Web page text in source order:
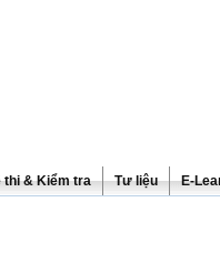
thi & Kiểm tra Tư liệu E-